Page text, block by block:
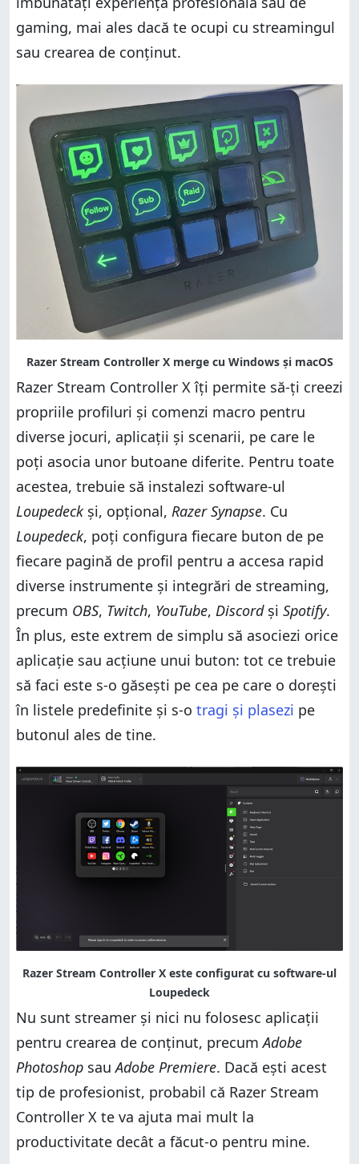
gaming, mai ales dacă te ocupi cu streamingul
sau crearea de conținut.
Razer Stream Controller X îți permite să-ți creezi
propriile profiluri și comenzi macro pentru
diverse jocuri, aplicații și scenarii, pe care le
poți asocia unor butoane diferite. Pentru toate
acestea, trebuie să instalezi software-ul
Loupedeck și, opțional, Razer Synapse. Cu
Loupedeck, poți configura fiecare buton de pe
fiecare pagină de profil pentru a accesa rapid
diverse instrumente și integrări de streaming,
precum OBS, Twitch, YouTube, Discord și Spotify.
În plus, este extrem de simplu să asociezi orice
aplicație sau acțiune unui buton: tot ce trebuie
să faci este s-o găsești pe cea pe care o dorești
în listele predefinite și s-o tragi și plasezi pe
butonul ales de tine.
Nu sunt streamer și nici nu folosesc aplicații
pentru crearea de conținut, precumAdobe
Photoshop sauAdobe Premiere. Dacă ești acest
tip de profesionist, probabil că Razer Stream
Controller X te va ajuta mai mult la
productivitate decât a făcut-o pentru mine.